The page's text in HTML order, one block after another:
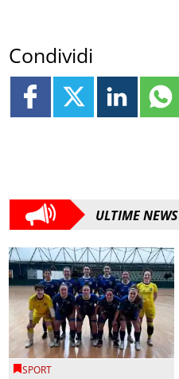
Condividi
ULTIME NEWS
SPORT